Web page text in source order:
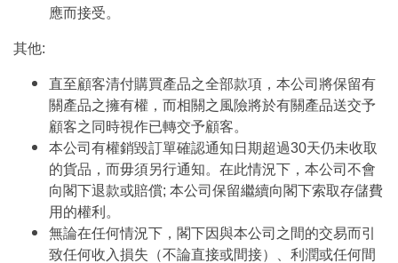
應而接受。
其他:
直至顧客清付購買產品之全部款項，本公司將保留有
關產品之擁有權，而相關之風險將於有關產品送交予
顧客之同時視作已轉交予顧客。
本公司有權銷毀訂單確認通知日期超過30天仍未收取
的貨品，而毋須另行通知。在此情況下，本公司不會
向閣下退款或賠償; 本公司保留繼續向閣下索取存儲費
用的權利。
無論在任何情況下，閣下因與本公司之間的交易而引
致任何收入損失（不論直接或間接）、利潤或任何間